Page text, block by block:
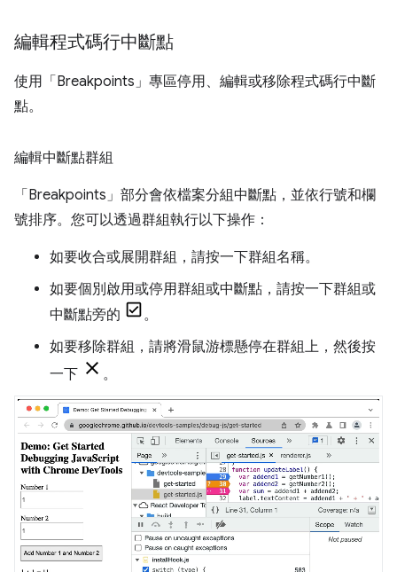
編輯程式碼行中斷點
使用「Breakpoints」 專區停用、編輯或移除程式碼行中斷
點。
編輯中斷點群組
「Breakpoints」 部分會依檔案分組中斷點，並依行號和欄
號排序。您可以透過群組執行以下操作：
如要收合或展開群組，請按一下群組名稱。
如要個別啟用或停用群組或中斷點，請按一下群組或
中斷點旁的
。
如要移除群組，請將滑鼠游標懸停在群組上，然後按
一下
。